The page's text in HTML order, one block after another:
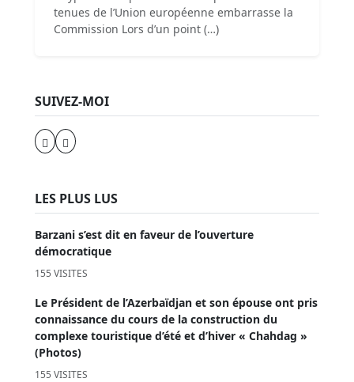
tenues de l’Union européenne embarrasse la
Commission Lors d’un point (…)
SUIVEZ-MOI
LES PLUS LUS
Barzani s’est dit en faveur de l’ouverture
démocratique
155 VISITES
Le Président de l’Azerbaïdjan et son épouse ont pris
connaissance du cours de la construction du
complexe touristique d’été et d’hiver « Chahdag »
(Photos)
155 VISITES